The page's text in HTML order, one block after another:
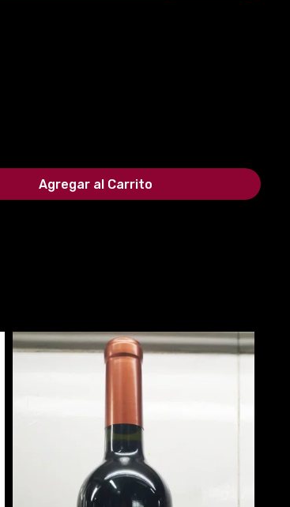
Agregar al Carrito